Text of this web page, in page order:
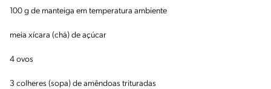
100 g de manteiga em temperatura ambiente
meia xícara (chá) de açúcar
4 ovos
3 colheres (sopa) de amêndoas trituradas